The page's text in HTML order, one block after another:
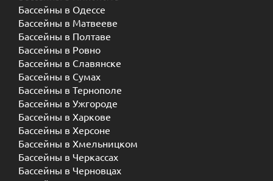
Бассейны в Одессе
Бассейны в Матвееве
Бассейны в Полтаве
Бассейны в Ровно
Бассейны в Славянске
Бассейны в Сумах
Бассейны в Тернополе
Бассейны в Ужгороде
Бассейны в Харкове
Бассейны в Херсоне
Бассейны в Хмельницком
Бассейны в Черкассах
Бассейны в Черновцах